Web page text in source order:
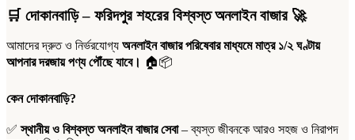
পিছ
🛒 দোকানবাড়ি – ফরিদপুর শহরের বিশ্বস্ত অনলাইন বাজার🚀
আমাদের দ্রুত ও নির্ভরযোগ্য অনলাইন বাজার পরিষেবার মাধ্যমে মাত্র ১/২ ঘণ্টায়
আপনার দরজায় পণ্য পৌঁছে যাবে। 🏠📦
কেন দোকানবাড়ি?
✅স্থানীয় ও বিশ্বস্ত অনলাইন বাজার সেবা– ব্যস্ত জীবনকে আরও সহজ ও নিরাপদ